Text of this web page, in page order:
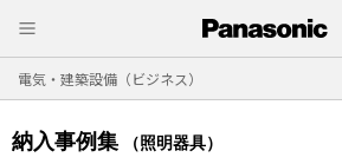
電気・建築設備（ビジネス）
納入事例集 （照明器具）